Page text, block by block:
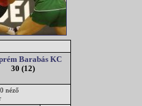
Barabás KC
30 (12)
néző